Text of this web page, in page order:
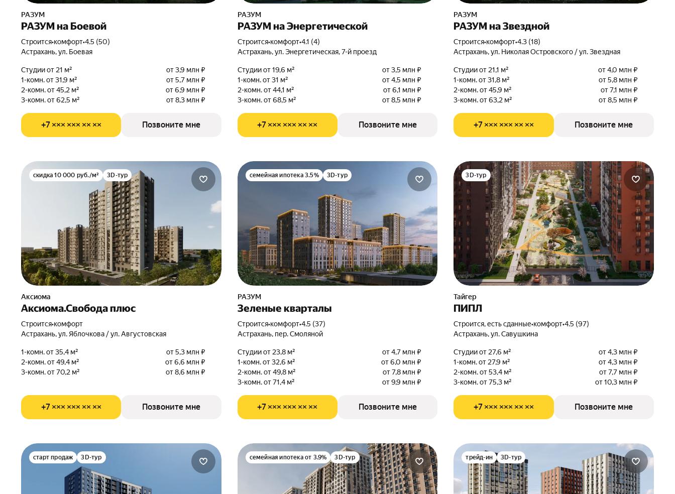
РАЗУМ
РАЗУМ на Боевой
Строится•комфорт•4.5 (50)
Астрахань, ул. Боевая
Студии от 21 м²
от 3,9 млн ₽
1-комн. от 31,9 м²
от 5,7 млн ₽
2-комн. от 45,2 м²
от 6,9 млн ₽
3-комн. от 62,5 м²
от 8,3 млн ₽
+7 ××× ××× ×× ×× Позвоните мне
РАЗУМ
РАЗУМ на Энергетической
Строится•комфорт•4.1 (4)
Астрахань, ул. Энергетическая, 7-й проезд
Студии от 19,6 м²
от 3,5 млн ₽
1-комн. от 31 м²
от 4,5 млн ₽
2-комн. от 44,1 м²
от 6,1 млн ₽
3-комн. от 68,5 м²
от 8,5 млн ₽
+7 ××× ××× ×× ×× Позвоните мне
РАЗУМ
РАЗУМ на Звездной
Строится•комфорт•4.3 (18)
Астрахань, ул. Николая Островского / ул. Звездная
Студии от 21,1 м²
от 4,0 млн ₽
1-комн. от 31,8 м²
от 5,8 млн ₽
2-комн. от 45,9 м²
от 7,1 млн ₽
3-комн. от 63,2 м²
от 8,5 млн ₽
+7 ××× ××× ×× ×× Позвоните мне
скидка 10 000 руб./м² 3D-тур
Аксиома
Аксиома.Свобода плюс
Строится•комфорт
Астрахань, ул. Яблочкова / ул. Августовская
1-комн. от 35,4 м²
от 5,3 млн ₽
2-комн. от 49,4 м²
от 6,6 млн ₽
3-комн. от 70,2 м²
от 8,6 млн ₽
+7 ××× ××× ×× ×× Позвоните мне
семейная ипотека 3.5% 3D-тур
РАЗУМ
Зеленые кварталы
Строится•комфорт•4.5 (37)
Астрахань, пер. Смоляной
Студии от 23,8 м²
от 4,7 млн ₽
1-комн. от 32,6 м²
от 6,0 млн ₽
2-комн. от 49,8 м²
от 7,8 млн ₽
3-комн. от 71,4 м²
от 9,9 млн ₽
+7 ××× ××× ×× ×× Позвоните мне
3D-тур
Тайгер
ПИПЛ
Строится, есть сданные•комфорт•4.5 (97)
Астрахань, ул. Савушкина
Студии от 27,6 м²
от 4,3 млн ₽
1-комн. от 27,9 м²
от 4,3 млн ₽
2-комн. от 53,4 м²
от 7,7 млн ₽
3-комн. от 75,3 м²
от 10,3 млн ₽
+7 ××× ××× ×× ×× Позвоните мне
старт продаж 3D-тур семейная ипотека от 3.9% 3D-тур трейд-ин 3D-тур